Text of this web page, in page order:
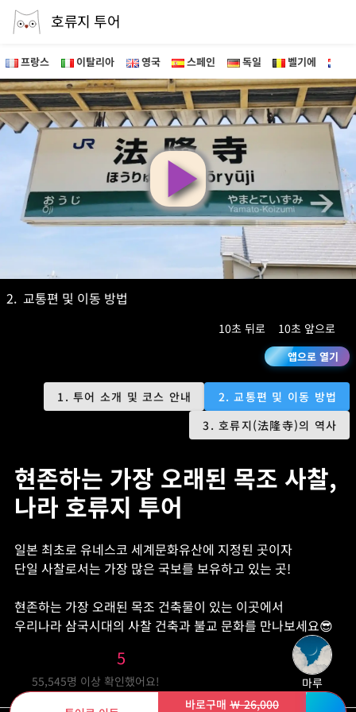
호류지 투어
프랑스 이탈리아 영국 스페인 독일 벨기에
영
상
재
생
2. 교통편 및 이동 방법
10초 뒤로 10초 앞으로
앱으로 열기
바로구매 ￦ 26,000
1. 투어 소개 및 코스 안내
2. 교통편 및 이동 방법
3. 호류지(法隆寺)의 역사
현존하는 가장 오래된 목조 사찰,
나라 호류지 투어
일본 최초로 유네스코 세계문화유산에 지정된 곳이자
단일 사찰로서는 가장 많은 국보를 보유하고 있는 곳!
현존하는 가장 오래된 목조 건축물이 있는 이곳에서
우리나라 삼국시대의 사찰 건축과 불교 문화를 만나보세요😎
5
55,545명 이상 확인했어요! 마루